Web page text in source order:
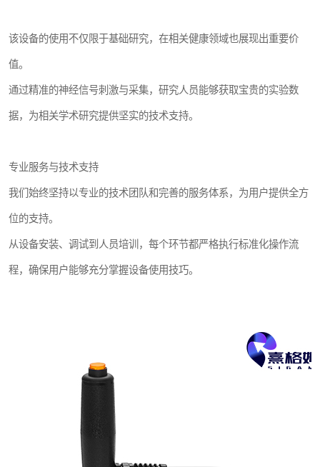
该设备的使用不仅限于基础研究，在相关健康领域也展现出重要价
值。
通过精准的神经信号刺激与采集，研究人员能够获取宝贵的实验数
据，为相关学术研究提供坚实的技术支持。
专业服务与技术支持
我们始终坚持以专业的技术团队和完善的服务体系，为用户提供全方
位的支持。
从设备安装、调试到人员培训，每个环节都严格执行标准化操作流
程，确保用户能够充分掌握设备使用技巧。